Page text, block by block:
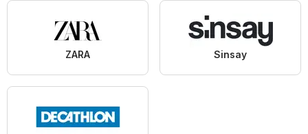
ZARA Sinsay